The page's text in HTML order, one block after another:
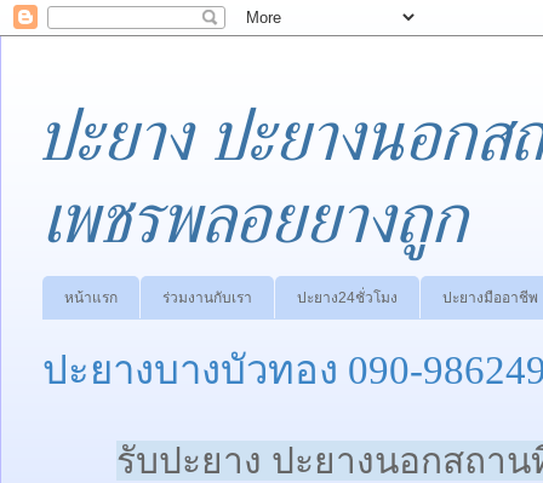
ปะยาง ปะยางนอก
เพชรพลอยยางถูก
หน้าแรก ร่วมงานกับเรา ปะยาง24ชั่วโมง ปะยางมืออาชีพ
ปะยางบางบัวทอง 090-
รับปะยาง ปะยางนอกสถาน